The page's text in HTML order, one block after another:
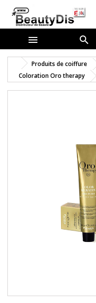
 
Produits de coiffure
Coloration Oro therapy